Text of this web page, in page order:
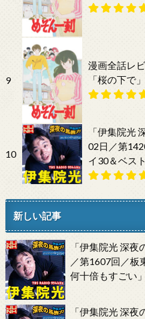
9
漫画全話レ
「桜の下で」
10
「伊集院光
02日／第
イ30＆ベス
新しい記事
「伊集院光 深
／第1607回／板
何十倍もすごい
「伊集院光 深